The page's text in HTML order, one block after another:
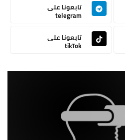
تابعونا على
telegram
تابعونا على
tikTok